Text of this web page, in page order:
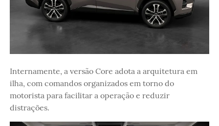
Internamente, a versão Core adota a arquitetura em
ilha, com comandos organizados em torno do
motorista para facilitar a operação e reduzir
distrações.